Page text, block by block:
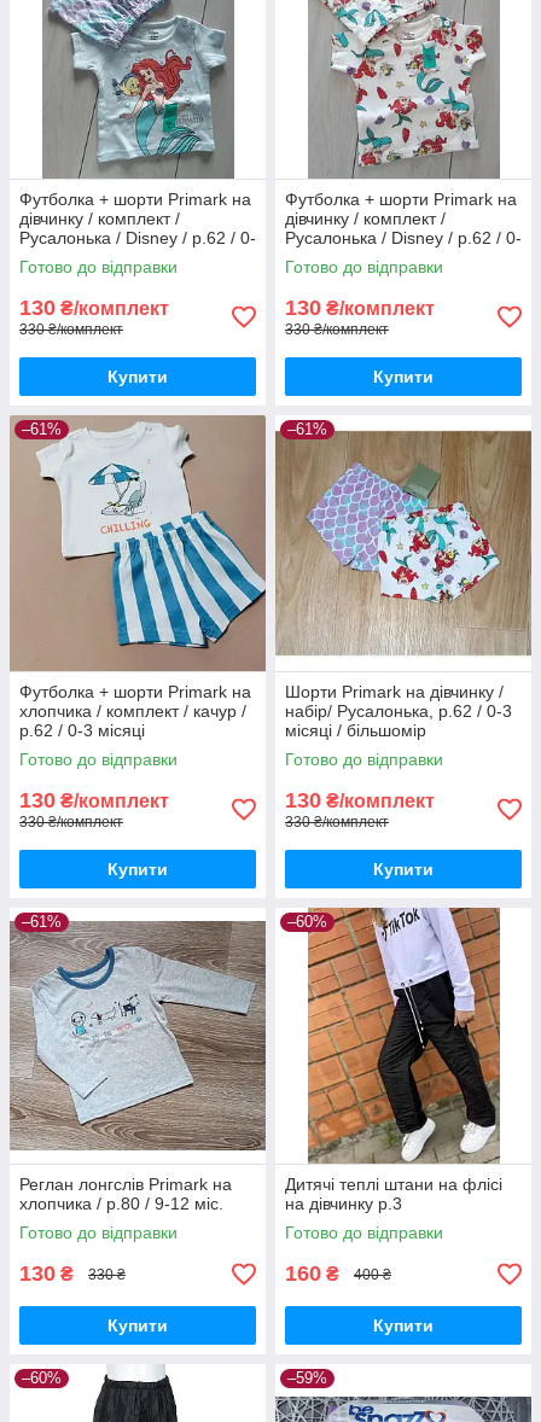
Футболка + шорти Primark на
дівчинку / комплект /
Русалонька / Disney / р.62 / 0-
3 місяці / більшомір
Готово до відправки
130 ₴/комплект
330 ₴/комплект
Купити
Футболка + шорти Primark на
дівчинку / комплект /
Русалонька / Disney / р.62 / 0-
3 місяці / більшомір
Готово до відправки
130 ₴/комплект
330 ₴/комплект
Купити
–61%
Футболка + шорти Primark на
хлопчика / комплект / качур /
р.62 / 0-3 місяці
Готово до відправки
130 ₴/комплект
330 ₴/комплект
Купити
–61%
Шорти Primark на дівчинку /
набір/ Русалонька, р.62 / 0-3
місяці / більшомір
Готово до відправки
130 ₴/комплект
330 ₴/комплект
Купити
–61%
Реглан лонгслів Primark на
хлопчика / р.80 / 9-12 міс.
Готово до відправки
130 ₴ 330 ₴
Купити
–60%
Дитячі теплі штани на флісі
на дівчинку р.3
Готово до відправки
160 ₴ 400 ₴
Купити
–60% –59%